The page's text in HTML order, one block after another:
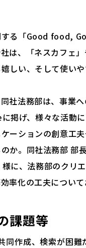
る「Good food,
は、「ネスカフェ
しい、そして使い
社法務部は、事業
掲げ、様々な活動
ーションの創意工
か。同社法務部 部
に、法務部のクリ
率化の工夫について
課題等
同作成、検索が困難